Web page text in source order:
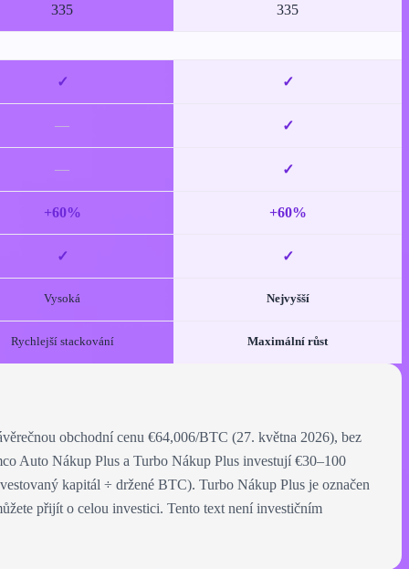
335 335
✓ ✓
— ✓
— ✓
+60% +60%
✓ ✓
Vysoká Nejvyšší
Rychlejší stackování Maximální růst
obchodní cenu €64,006/BTC (27. května 2026), bez
Auto Nákup Plus a Turbo Nákup Plus investují €30–100
kapitál ÷ držené BTC). Turbo Nákup Plus je označen
přijít o celou investici. Tento text není investičním